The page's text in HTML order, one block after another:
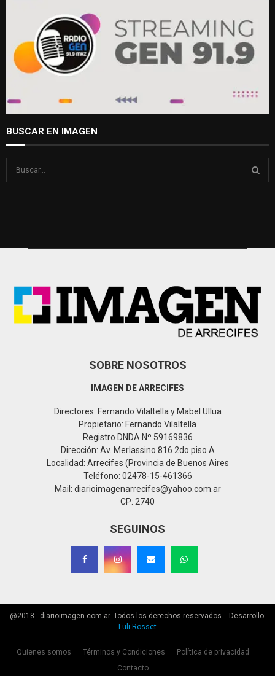
BUSCAR EN IMAGEN
SOBRE NOSOTROS
IMAGEN DE ARRECIFES
Directores: Fernando Vilaltella y Mabel Ullua
Propietario: Fernando Vilaltella
Registro DNDA Nº 59169836
Dirección: Av. Merlassino 816 2do piso A
Localidad: Arrecifes (Provincia de Buenos Aires
Teléfono: 02478-15-461366
Mail: diarioimagenarrecifes@yahoo.com.ar
CP: 2740
SEGUINOS
@2018 - diarioimagen.com.ar. Todos los derechos reservados. - Desarrollo:
Luli Rosset
Quienes somos Términos y Condiciones
Política de privacidad
Contacto